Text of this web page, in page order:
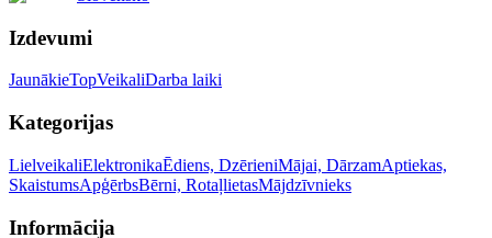
Izdevumi
JaunākieTopVeikaliDarba laiki
Kategorijas
LielveikaliElektronikaĒdiens, DzērieniMājai, DārzamAptiekas,
SkaistumsApģērbsBērni, RotaļlietasMājdzīvnieks
Informācija